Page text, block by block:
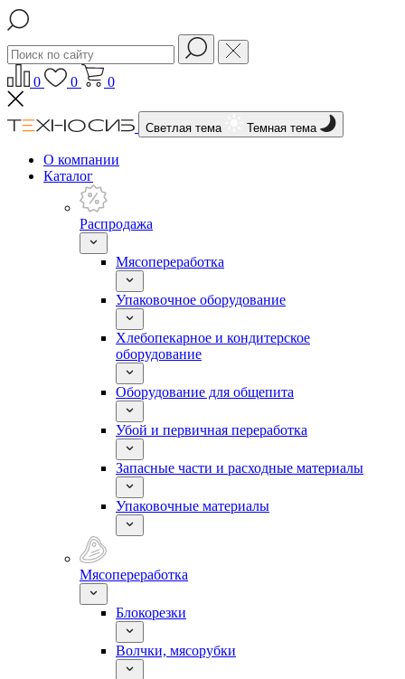
0 0 0
Светлая тема Темная тема
О компании
Каталог
Распродажа
Мясопереработка
Упаковочное оборудование
Хлебопекарное и кондитерское
оборудование
Оборудование для общепита
Убой и первичная переработка
Запасные части и расходные материалы
Упаковочные материалы
Мясопереработка
Блокорезки
Волчки, мясорубки